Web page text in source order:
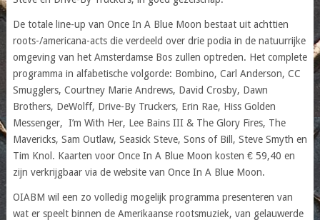
De totale line-up van Once In A Blue Moon bestaat uit achttien
roots-/americana-acts die verdeeld over drie podia in de natuurrijke
omgeving van het Amsterdamse Bos zullen optreden. Het complete
programma in alfabetische volgorde: Bombino, Carl Anderson, CC
Smugglers, Courtney Marie Andrews, David Crosby, Dawn
Brothers, DeWolff, Drive-By Truckers, Erin Rae, Hiss Golden
Messenger, I’m With Her, Lee Bains III & The Glory Fires, The
Mavericks, Sam Outlaw, Seasick Steve, Sons of Bill, Steve Smyth en
Tim Knol. Kaarten voor Once In A Blue Moon kosten € 59,40 en
zijn verkrijgbaar via de website van Once In A Blue Moon.
OIABM wil een zo volledig mogelijk programma presenteren van
wat er speelt binnen de Amerikaanse rootsmuziek, van gelauwerde